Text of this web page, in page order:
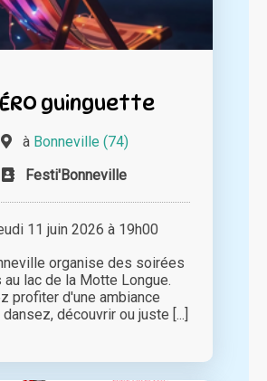
guinguette
à Bonneville (74)
Festi'Bonneville
11 juin 2026 à 19h00
organise des soirées
au lac de la Motte Longue.
profiter d'une ambiance
découvrir ou juste [...]